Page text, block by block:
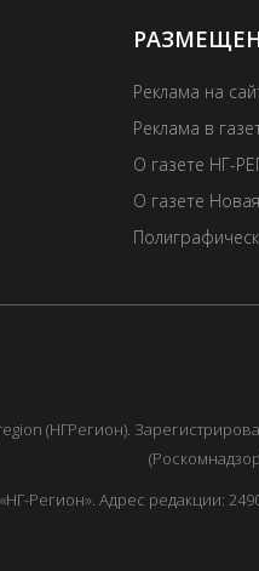
Реклама на
Реклама в
О газете НГ-
О газете
(НГРегион).
Регион». Адрес редакции: